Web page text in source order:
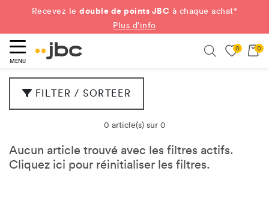
Recevez ledouble de points JBC à chaque achat*
Plus d'info
MENU
0 0
FILTER / SORTEER
0 article(s) sur 0
Aucun article trouvé avec les filtres actifs.
Cliquez ici pour réinitialiser les filtres.